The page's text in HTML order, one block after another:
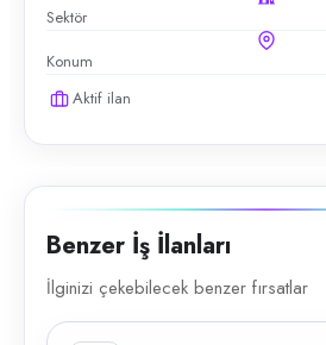
Sektör
Konum
Aktif ilan
Benzer İş İlanları
İlginizi çekebilecek benzer fırsatlar